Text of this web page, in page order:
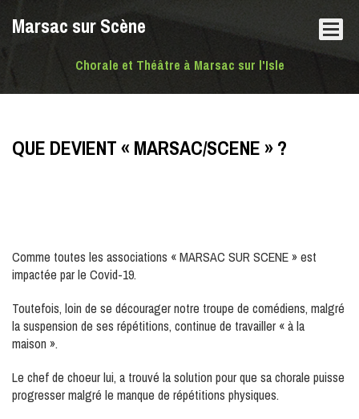
Marsac sur Scène
Chorale et Théâtre à Marsac sur l'Isle
QUE DEVIENT « MARSAC/SCENE » ?
Comme toutes les associations « MARSAC SUR SCENE » est
impactée par le Covid-19.
Toutefois, loin de se décourager notre troupe de comédiens, malgré
la suspension de ses répétitions, continue de travailler « à la
maison ».
Le chef de choeur lui, a trouvé la solution pour que sa chorale puisse
progresser malgré le manque de répétitions physiques.